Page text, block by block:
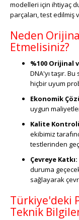
modelleri için ihtiyaç
parçaları, test
Neden
Etmelisiniz?
%100 Orijinal
DNA'yı taşır.
hiçbir uyum
Ekonomik
uygun
Kalite
ekibimiz
testlerinden
Çevreye Katkı:
duruma
sağlayarak
Türkiye'deki
Teknik